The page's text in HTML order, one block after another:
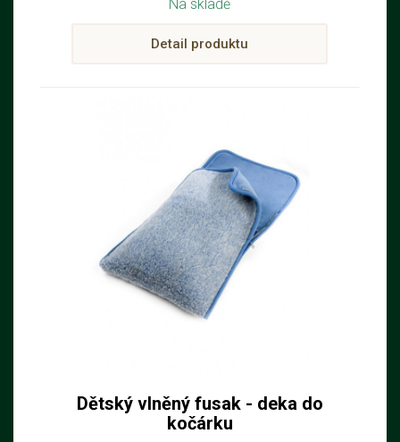
Na skladě
Detail produktu
Dětský vlněný fusak - deka do
kočárku